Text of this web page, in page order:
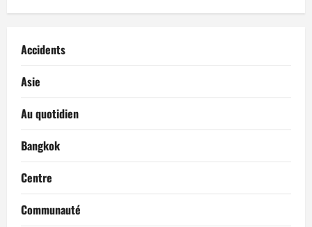
Accidents
Asie
Au quotidien
Bangkok
Centre
Communauté